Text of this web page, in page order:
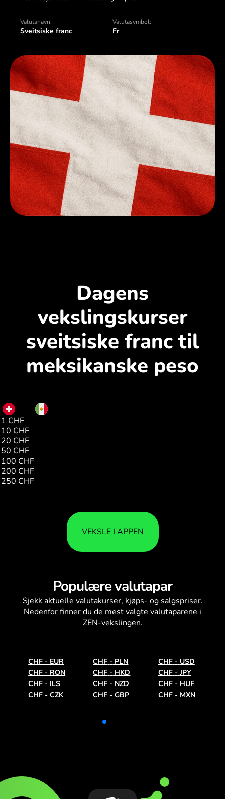
Valutanavn:
Sveitsiske franc
Valutasymbol:
Fr
Dagens
vekslingskurser
sveitsiske franc til
meksikanske peso
CHF
1 CHF
10 CHF
20 CHF
50 CHF
100 CHF
200 CHF
250 CHF
VEKSLE I APPEN
Populære valutapar
Sjekk aktuelle valutakurser, kjøps- og salgspriser.
Nedenfor finner du de mest valgte valutaparene i
ZEN-vekslingen.
CHF - EUR CHF - PLN CHF - USD
CHF - RON CHF - HKD CHF - JPY
CHF - ILS CHF - NZD CHF - HUF
CHF - CZK CHF - GBP CHF - MXN